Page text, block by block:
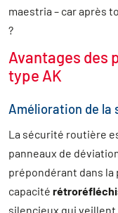
maestria – car après
?
Avantages des
type AK
Amélioration de
La sécurité routière
panneaux de
prépondérant dans
capacité
silencieux qui